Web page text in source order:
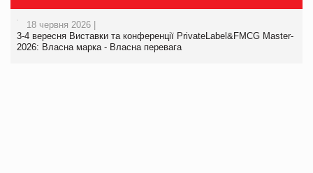
18 червня 2026 |
3-4 вересня Виставки та конференції PrivateLabel&FMCG Master-
2026: Власна марка - Власна перевага